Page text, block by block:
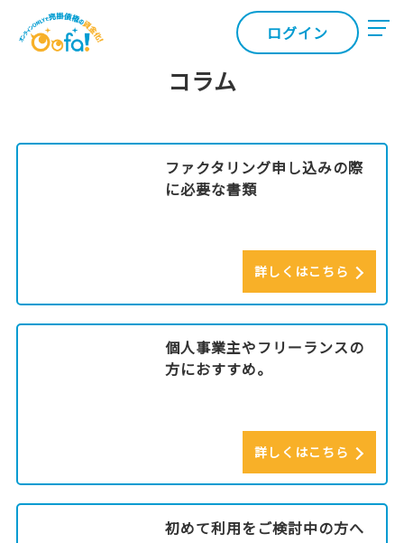
ログイン
コラム
ファクタリング申し込みの際
に必要な書類
詳しくはこちら
個人事業主やフリーランスの
方におすすめ。
詳しくはこちら
初めて利用をご検討中の方へ